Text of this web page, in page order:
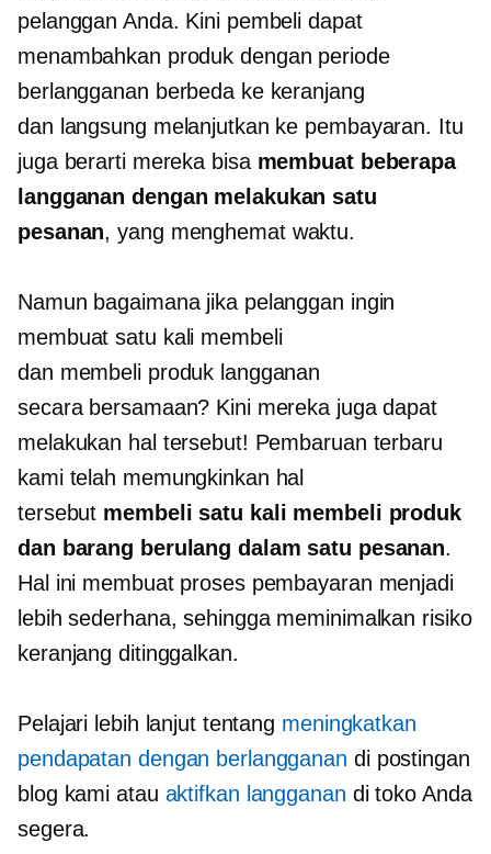
pelanggan Anda. Kini pembeli dapat
menambahkan produk dengan periode
berlangganan berbeda ke keranjang
dan langsung melanjutkan ke pembayaran. Itu
juga berarti mereka bisa membuat beberapa
langganan dengan melakukan satu
pesanan, yang menghemat waktu.
Namun bagaimana jika pelanggan ingin
membuatsatu kali membeli
dan membeli produk langganan
secara bersamaan? Kini mereka juga dapat
melakukan hal tersebut! Pembaruan terbaru
kami telah memungkinkan hal
tersebut membelisatu kali membeli produk
dan barang berulang dalam satu pesanan.
Hal ini membuat proses pembayaran menjadi
lebih sederhana, sehingga meminimalkan risiko
keranjang ditinggalkan.
Pelajari lebih lanjut tentang meningkatkan
pendapatan dengan berlangganan di postingan
blog kami atau aktifkan langganan di toko Anda
segera.